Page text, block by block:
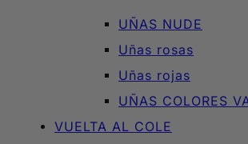
UÑAS NUDE
Uñas rosas
Uñas rojas
UÑAS COLORES
VUELTA AL COLE